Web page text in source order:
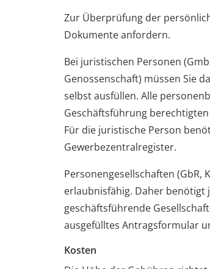
Zur Überprüfung der
Dokumente anfordern.
Bei juristischen Personen
Genossenschaft) müssen Sie
selbst ausfüllen. Alle
Geschäftsführung
Für die juristische Person
Gewerbezentralregister.
Personengesellschaften (GbR,
erlaubnisfähig. Daher benötigt
geschäftsführende
ausgefülltes Antragsformular
Kosten